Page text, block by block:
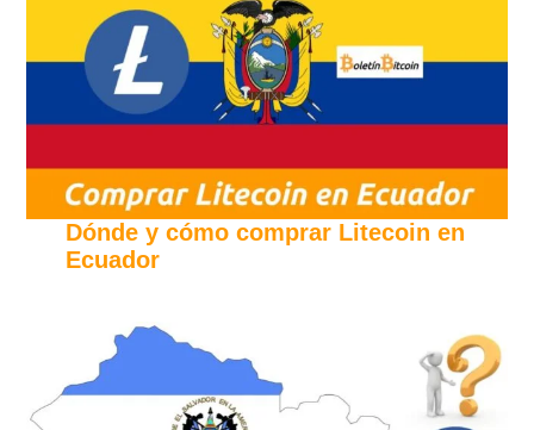
Dónde y cómo comprar Litecoin en
Ecuador